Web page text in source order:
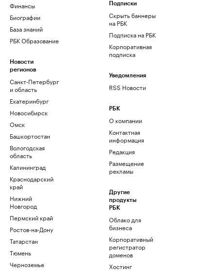
Финансы
Биографии
База знаний
РБК Образование
Новости
регионов
Санкт-Петербург
и область
Екатеринбург
Новосибирск
Омск
Башкортостан
Вологодская
область
Калининград
Краснодарский
край
Нижний
Новгород
Пермский край
Ростов-на-Дону
Татарстан
Тюмень
Черноземье
Подписки
Скрыть баннеры
на РБК
Подписка на РБК
Корпоративная
подписка
Уведомления
RSS Новости
РБК
О компании
Контактная
информация
Редакция
Размещение
рекламы
Другие
продукты
РБК
Облако для
бизнеса
Корпоративный
регистратор
доменов
Хостинг